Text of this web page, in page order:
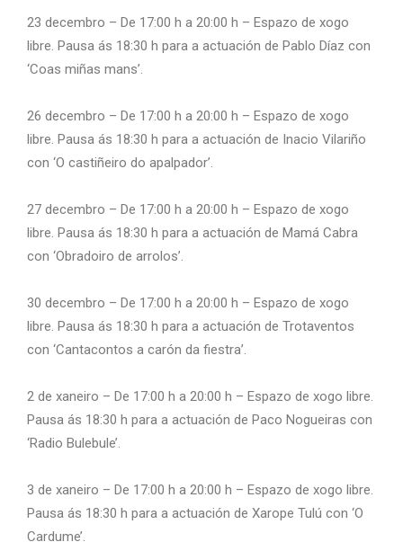
23 decembro – De 17:00 h a 20:00 h – Espazo de xogo
libre. Pausa ás 18:30 h para a actuación de Pablo Díaz con
‘Coas miñas mans’.
26 decembro – De 17:00 h a 20:00 h – Espazo de xogo
libre. Pausa ás 18:30 h para a actuación de Inacio Vilariño
con ‘O castiñeiro do apalpador’.
27 decembro – De 17:00 h a 20:00 h – Espazo de xogo
libre. Pausa ás 18:30 h para a actuación de Mamá Cabra
con ‘Obradoiro de arrolos’.
30 decembro – De 17:00 h a 20:00 h – Espazo de xogo
libre. Pausa ás 18:30 h para a actuación de Trotaventos
con ‘Cantacontos a carón da fiestra’.
2 de xaneiro – De 17:00 h a 20:00 h – Espazo de xogo libre.
Pausa ás 18:30 h para a actuación de Paco Nogueiras con
‘Radio Bulebule’.
3 de xaneiro – De 17:00 h a 20:00 h – Espazo de xogo libre.
Pausa ás 18:30 h para a actuación de Xarope Tulú con ‘O
Cardume’.